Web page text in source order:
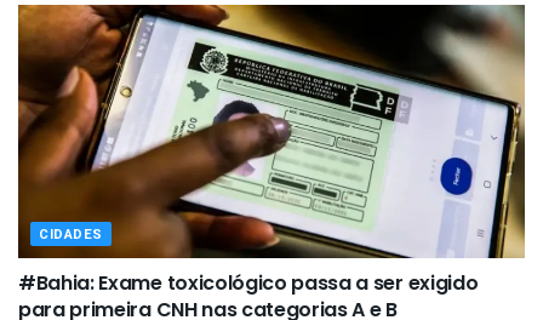
CIDADES
#Bahia: Exame toxicológico passa a ser exigido
para primeira CNH nas categorias A e B